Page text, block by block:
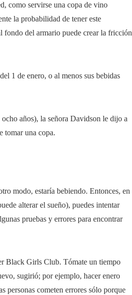
como servirse una copa de vino
la probabilidad de tener este
del armario puede crear la fricción
1 de enero, o al menos sus bebidas
años), la señora Davidson le dijo a
tomar una copa.
modo, estaría bebiendo. Entonces, en
alterar el sueño), puedes intentar
pruebas y errores para encontrar
Black Girls Club. Tómate un tiempo
sugirió; por ejemplo, hacer enero
personas cometen errores sólo porque